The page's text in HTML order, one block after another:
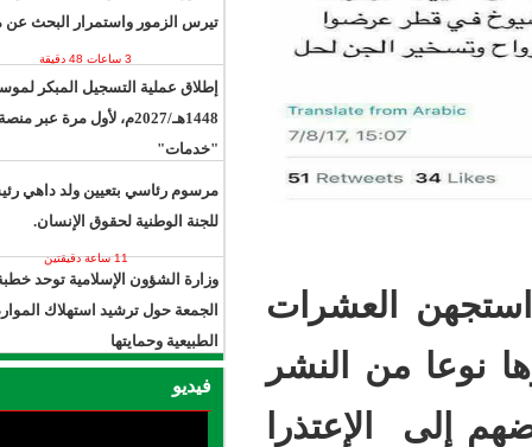
النشر
تيرس الزمور واستمرار البحث عن مفقود
3 ساعات 48 دقيقة
إطلاق عملية التسجيل المبكر لموسم حج
1448هـ/2027م، لأول مرة عبر منصة
"خدمات"
مرسوم رئاسي بتعيين ولد داهي رئيسًا
للجنة الوطنية لحقوق الإنسان.
وزارة الشؤون الإسلامية توحد خطبة
الجمعة حول ترشيد استهلاك الموارد
13 ساعة 58 دقيقة
فيديو